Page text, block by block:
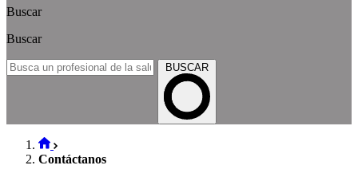
Buscar
Buscar
BUSCAR
Contáctanos